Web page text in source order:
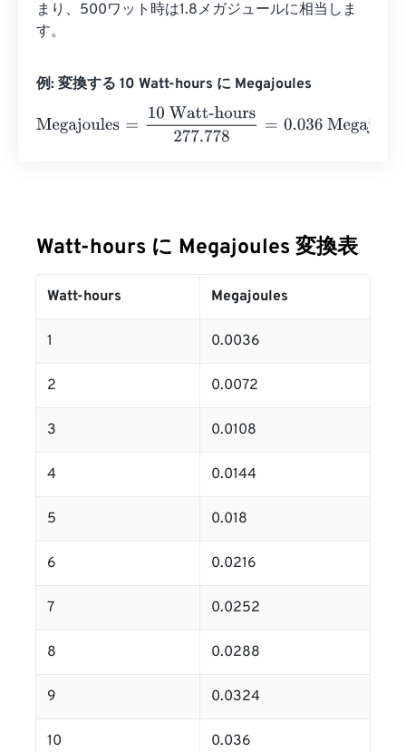
まり、500ワット時は1.8メガジュールに相当しま
す。
例: 変換する 10 Watt-hours に Megajoules
Megajoules
10 Watt-hours277.778 0.036 Megajoules
Watt-hours に Megajoules 変換表
Watt-hours Megajoules
1 0.0036
2 0.0072
3 0.0108
4 0.0144
5 0.018
6 0.0216
7 0.0252
8 0.0288
9 0.0324
10 0.036